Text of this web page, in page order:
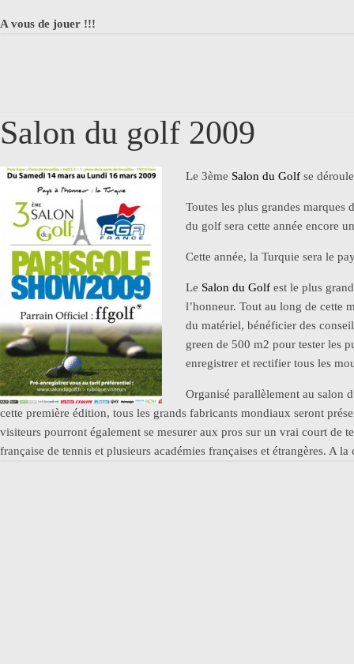
A vous de jouer !!!
Salon du golf 2009
Le 3ème Salon du Golf se
Toutes les plus grandes marques
du golf sera cette année encore
Cette année, la Turquie sera le
Le Salon du Golf est le plus
l’honneur. Tout au long de cette
du matériel, bénéficier des
green de 500 m2 pour tester les
enregistrer et rectifier tous les
Organisé parallèlement au salon
cette première édition, tous les grands fabricants mondiaux seront
visiteurs pourront également se mesurer aux pros sur un vrai court de
française de tennis et plusieurs académies françaises et étrangères. A